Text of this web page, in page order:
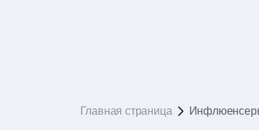
Главная страница